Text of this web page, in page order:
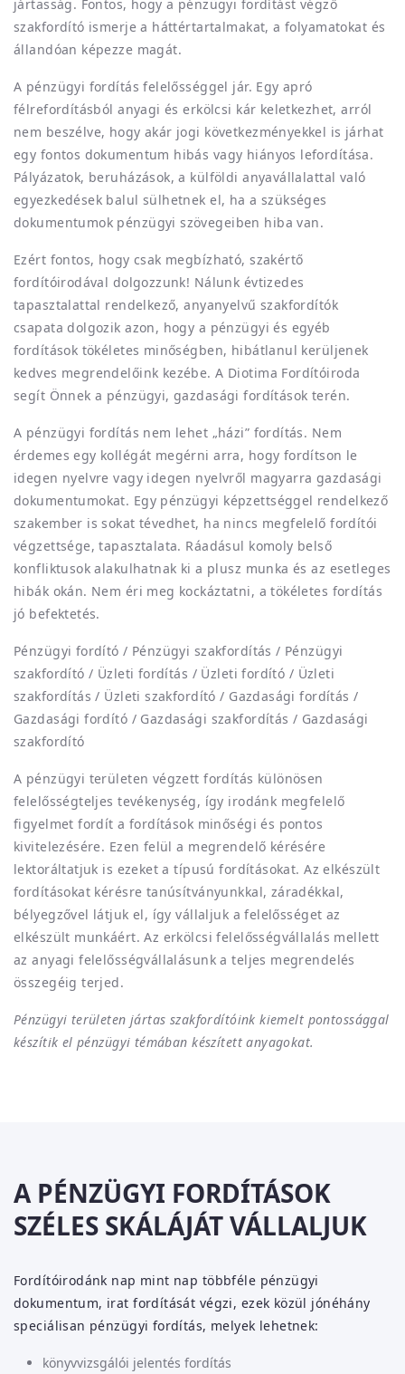
jártasság. Fontos, hogy a pénzügyi fordítást végző
szakfordító ismerje a háttértartalmakat, a folyamatokat és
állandóan képezze magát.
A pénzügyi fordítás felelősséggel jár. Egy apró
félrefordításból anyagi és erkölcsi kár keletkezhet, arról
nem beszélve, hogy akár jogi következményekkel is járhat
egy fontos dokumentum hibás vagy hiányos lefordítása.
Pályázatok, beruházások, a külföldi anyavállalattal való
egyezkedések balul sülhetnek el, ha a szükséges
dokumentumok pénzügyi szövegeiben hiba van.
Ezért fontos, hogy csak megbízható, szakértő
fordítóirodával dolgozzunk! Nálunk évtizedes
tapasztalattal rendelkező, anyanyelvű szakfordítók
csapata dolgozik azon, hogy a pénzügyi és egyéb
fordítások tökéletes minőségben, hibátlanul kerüljenek
kedves megrendelőink kezébe. A Diotima Fordítóiroda
segít Önnek a pénzügyi, gazdasági fordítások terén.
A pénzügyi fordítás nem lehet „házi” fordítás. Nem
érdemes egy kollégát megérni arra, hogy fordítson le
idegen nyelvre vagy idegen nyelvről magyarra gazdasági
dokumentumokat. Egy pénzügyi képzettséggel rendelkező
szakember is sokat tévedhet, ha nincs megfelelő fordítói
végzettsége, tapasztalata. Ráadásul komoly belső
konfliktusok alakulhatnak ki a plusz munka és az esetleges
hibák okán. Nem éri meg kockáztatni, a tökéletes fordítás
jó befektetés.
Pénzügyi fordító / Pénzügyi szakfordítás / Pénzügyi
szakfordító / Üzleti fordítás / Üzleti fordító / Üzleti
szakfordítás / Üzleti szakfordító / Gazdasági fordítás /
Gazdasági fordító / Gazdasági szakfordítás / Gazdasági
szakfordító
A pénzügyi területen végzett fordítás különösen
felelősségteljes tevékenység, így irodánk megfelelő
figyelmet fordít a fordítások minőségi és pontos
kivitelezésére. Ezen felül a megrendelő kérésére
lektoráltatjuk is ezeket a típusú fordításokat. Az elkészült
fordításokat kérésre tanúsítványunkkal, záradékkal,
bélyegzővel látjuk el, így vállaljuk a felelősséget az
elkészült munkáért. Az erkölcsi felelősségvállalás mellett
az anyagi felelősségvállalásunk a teljes megrendelés
összegéig terjed.
Pénzügyi területen jártas szakfordítóink kiemelt pontossággal
készítik el pénzügyi témában készített anyagokat.
A PÉNZÜGYI FORDÍTÁSOK
SZÉLES SKÁLÁJÁT VÁLLALJUK
Fordítóirodánk nap mint nap többféle pénzügyi
dokumentum, irat fordítását végzi, ezek közül jónéhány
speciálisan pénzügyi fordítás, melyek lehetnek:
könyvvizsgálói jelentés fordítás